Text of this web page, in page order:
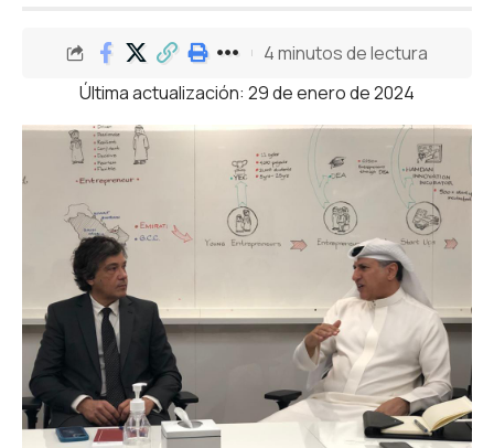
Última actualización: 29 de enero de 2024
4 minutos de lectura